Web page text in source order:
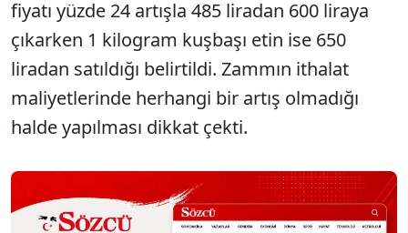
fiyatı yüzde 24 artışla 485 liradan 600 liraya
çıkarken 1 kilogram kuşbaşı etin ise 650
liradan satıldığı belirtildi. Zammın ithalat
maliyetlerinde herhangi bir artış olmadığı
halde yapılması dikkat çekti.